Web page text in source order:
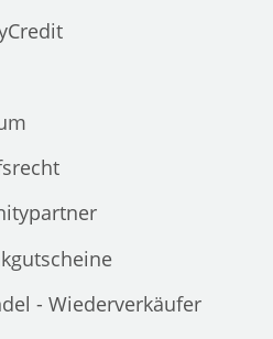
- Wiederverkäufer